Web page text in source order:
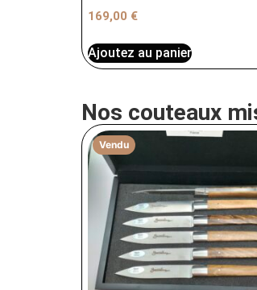
169,00 €
Ajoutez au panier
Nos couteaux
Vendu